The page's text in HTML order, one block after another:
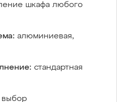
шкафа любого
алюминиевая,
стандартная
выбор